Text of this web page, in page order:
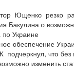
Ющенко резко
Бакулина о
по Украине
обеспечение
что без
изменить